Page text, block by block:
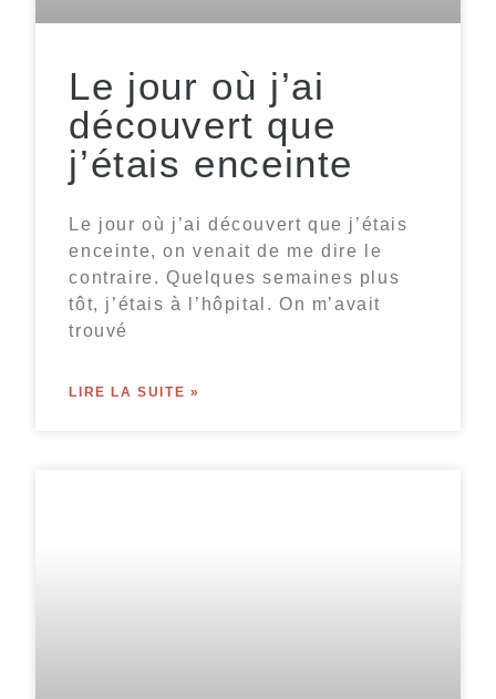
Le jour où j’ai
découvert que
j’étais enceinte
Le jour où j’ai découvert que j’étais
enceinte, on venait de me dire le
contraire. Quelques semaines plus
tôt, j’étais à l’hôpital. On m’avait
trouvé
LIRE LA SUITE »